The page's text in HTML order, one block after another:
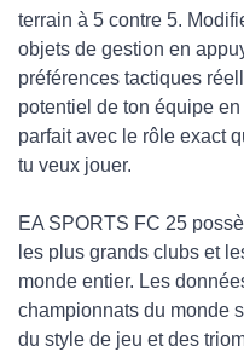
terrain à 5 contre 5.
objets de gestion en
préférences tactiques
potentiel de ton équipe
parfait avec le rôle exact
tu veux jouer.
EA SPORTS FC 25
les plus grands clubs et
monde entier. Les
championnats du monde
du style de jeu et des